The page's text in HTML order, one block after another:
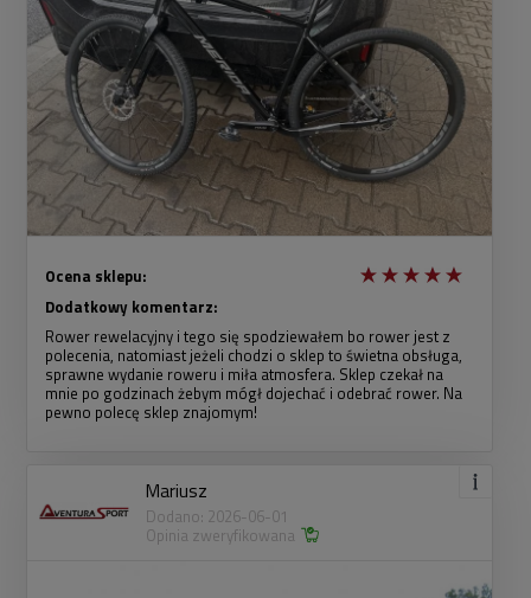
Ocena sklepu:
Dodatkowy komentarz:
Rower rewelacyjny i tego się spodziewałem bo rower jest z
polecenia, natomiast jeżeli chodzi o sklep to świetna obsługa,
sprawne wydanie roweru i miła atmosfera. Sklep czekał na
mnie po godzinach żebym mógł dojechać i odebrać rower. Na
pewno polecę sklep znajomym!
Mariusz
Dodano: 2026-06-01
Opinia zweryfikowana